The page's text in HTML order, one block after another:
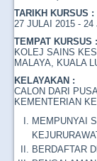
TARIKH KURSUS :
27 JULAI 2015 - 24
TEMPAT KURSUS :
KOLEJ SAINS
MALAYA, KUALA
KELAYAKAN :
CALON DARI
KEMENTERIAN
MEMPUNYAI
BERDAFTAR